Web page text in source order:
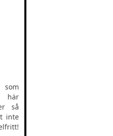
här
så
inte